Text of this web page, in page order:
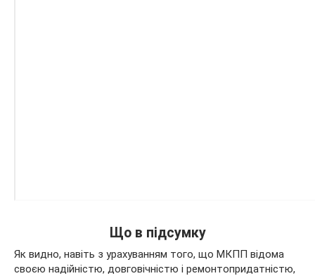
Що в підсумку
Як видно, навіть з урахуванням того, що МКПП відома
своєю надійністю, довговічністю і ремонтопридатністю,